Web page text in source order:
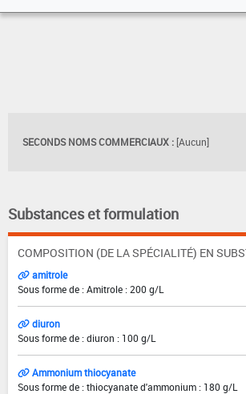
SECONDS NOMS COMMERCIAUX : [Aucun]
Substances et formulation
COMPOSITION (DE LA SPÉCIALITÉ) EN
amitrole
Sous forme de : Amitrole : 200 g/L
diuron
Sous forme de : diuron : 100 g/L
Ammonium thiocyanate
Sous forme de : thiocyanate d'ammonium : 180 g/L